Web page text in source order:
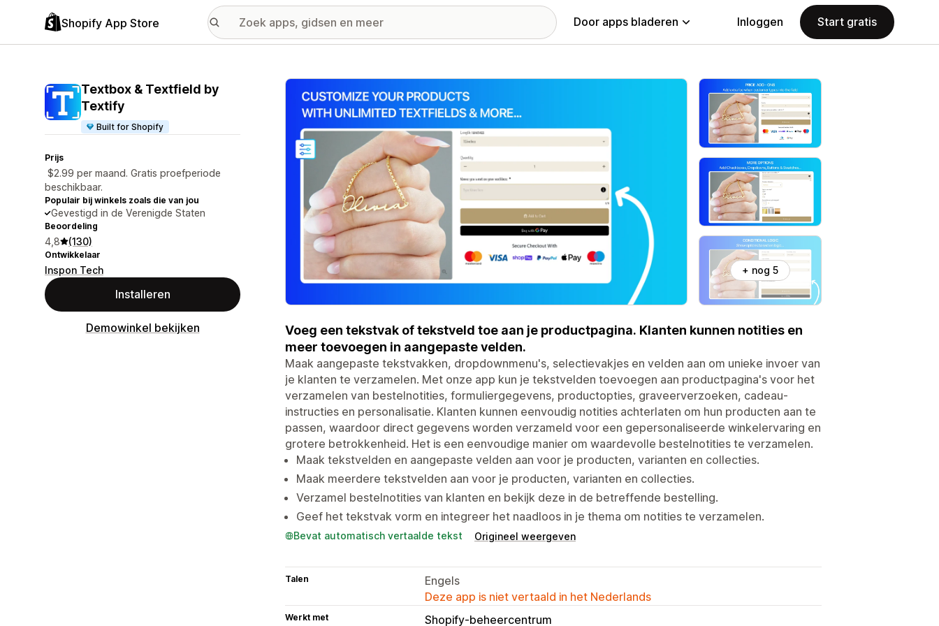
Shopify App Store Door apps bladeren Inloggen Start gratis
Textbox & Textfield by
Textify
Built for Shopify
Prijs
$2.99 per maand. Gratis proefperiode
beschikbaar.
Populair bij winkels zoals die van jou
Gevestigd in de Verenigde Staten
Beoordeling
4,8 (130)
Ontwikkelaar
Inspon Tech
Installeren
Demowinkel bekijken
Galerij met uitgelichte afbeeldingen
+ nog 5
Voeg een tekstvak of tekstveld toe aan je productpagina. Klanten kunnen notities en
meer toevoegen in aangepaste velden.
Maak aangepaste tekstvakken, dropdownmenu's, selectievakjes en velden aan om unieke invoer van
je klanten te verzamelen. Met onze app kun je tekstvelden toevoegen aan productpagina's voor het
verzamelen van bestelnotities, formuliergegevens, productopties, graveerverzoeken, cadeau-
instructies en personalisatie. Klanten kunnen eenvoudig notities achterlaten om hun producten aan te
passen, waardoor direct gegevens worden verzameld voor een gepersonaliseerde winkelervaring en
grotere betrokkenheid. Het is een eenvoudige manier om waardevolle bestelnotities te verzamelen.
Maak tekstvelden en aangepaste velden aan voor je producten, varianten en collecties.
Maak meerdere tekstvelden aan voor je producten, varianten en collecties.
Verzamel bestelnotities van klanten en bekijk deze in de betreffende bestelling.
Geef het tekstvak vorm en integreer het naadloos in je thema om notities te verzamelen.
Bevat automatisch vertaalde tekst Origineel weergeven
Talen
Engels
Deze app is niet vertaald in het Nederlands
Werkt met Shopify-beheercentrum